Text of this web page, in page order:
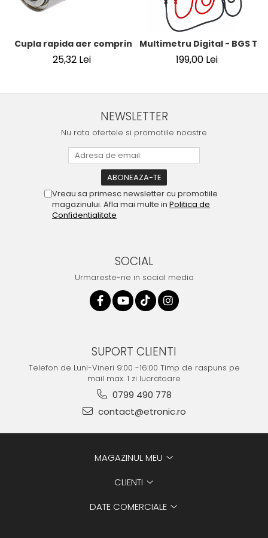
Cupla rapida aer comprimat cu racord furtun 8 mm (5/
25,32 Lei
Multimetru Digital - BGS
199,00 Lei
NEWSLETTER
Nu rata ofertele si promotiile noastre
Vreau sa primesc newsletter cu promotiile
magazinului. Afla mai multe in Politica de
Confidentialitate
SOCIAL
Urmareste-ne in social media
SUPORT CLIENTI
Telefon de Luni-Vineri 9:00 -16:00 Timp de raspuns pe
mail max. 1 zi lucratoare
0799 490 778
contact@etronic.ro
MAGAZINUL MEU
CLIENTI
DATE COMERCIALE